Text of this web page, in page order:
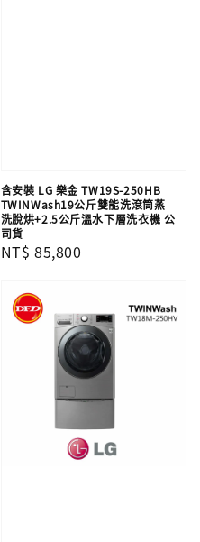
含安裝 LG 樂金 TW19S-250HB
TWINWash19公斤雙能洗滾筒蒸
洗脫烘+2.5公斤溫水下層洗衣機 公
司貨
Regular
NT$ 85,800